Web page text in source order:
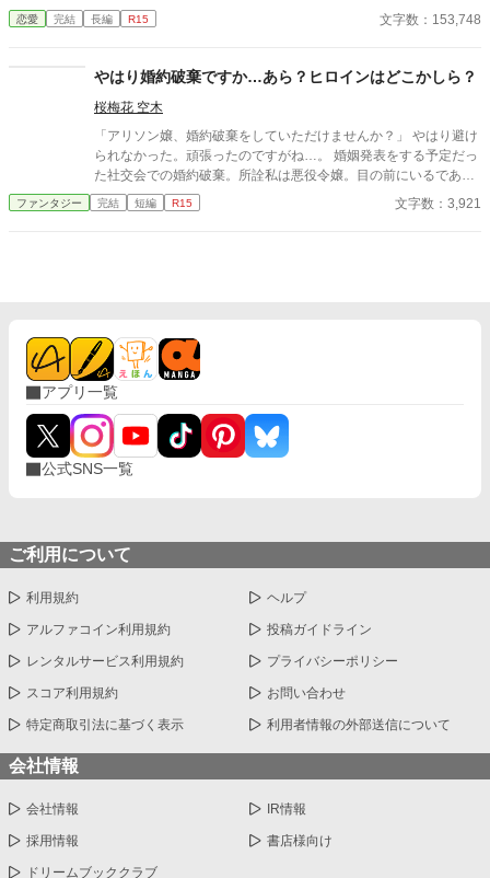
辺境のゴミ捨て場領地からスタートし、純粋なヒロインや左遷さ
れた天才財務官、裏社会の運び屋を次々とヘッドハント。 前代未
ていく。 そんな彼女を見守る冷酷な第一王子アルトゥール。 剣で
はなく金で運命をねじ伏せる、悪役令嬢の痛快成り上がりストー
リー！
恋愛 完結 長編 R15 文字数：153,748
やはり婚約破棄ですか…あら？ヒロインはどこかしら？
桜梅花 空木
「アリソン嬢、婚約破棄をしていただけませんか？」 やはり避け
られなかった。頑張ったのですがね…。 婚姻発表をする予定だっ
た社交会での婚約破棄。所詮私は悪役令嬢。目の前にいるであろ
う第2王子にせめて笑顔で挨拶しようと顔を上げる。 あら？王子
様に騎士様など攻略メンバーは勢揃い…。けどヒロインが見当た
ファンタジー 完結 短編 R15 文字数：3,921
アプリ一覧
公式SNS一覧
ご利用について
利用規約 ヘルプ
アルファコイン利用規約 投稿ガイドライン
レンタルサービス利用規約 プライバシーポリシー
スコア利用規約 お問い合わせ
特定商取引法に基づく表示 利用者情報の外部送信について
会社情報
会社情報 IR情報
採用情報 書店様向け
ドリームブッククラブ